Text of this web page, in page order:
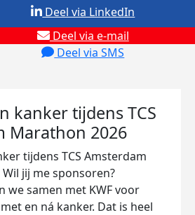
Deel via e-mail
Deel via SMS
Deel via LinkedIn
kanker tijdens TCS
Marathon 2026
tijdens TCS Amsterdam
jij me sponsoren?
we samen met KWF voor
en ná kanker. Dat is heel